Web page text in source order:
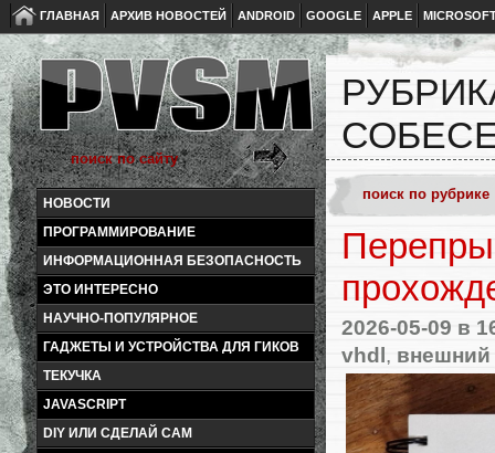
ГЛАВНАЯ АРХИВ НОВОСТЕЙ ANDROID GOOGLE APPLE
НОВОСТИ
ПРОГРАММИРОВАНИЕ
ИНФОРМАЦИОННАЯ БЕЗОПАСНОСТЬ
ЭТО ИНТЕРЕСНО
НАУЧНО-ПОПУЛЯРНОЕ
ГАДЖЕТЫ И УСТРОЙСТВА ДЛЯ ГИКОВ
ТЕКУЧКА
JAVASCRIPT
DIY ИЛИ СДЕЛАЙ САМ
2026-05-09 в
vhdl, внешний